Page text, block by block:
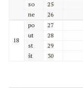
so
25
ne
26
18
po
27
ut
28
st
29
št
30